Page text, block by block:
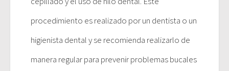
procedimiento es realizado por un dentista o un
higienista dental y se recomienda realizarlo de
manera regular para prevenir problemas bucales